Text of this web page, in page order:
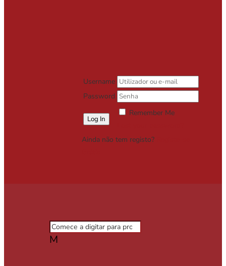
Username
Password
Remember Me
Ainda não tem registo?
M